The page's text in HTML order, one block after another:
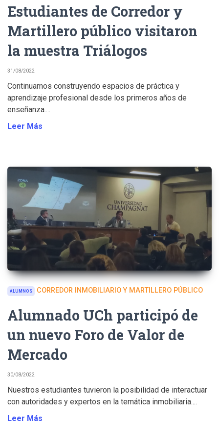
Estudiantes de Corredor y
Martillero público visitaron
la muestra Triálogos
31/08/2022
Continuamos construyendo espacios de práctica y
aprendizaje profesional desde los primeros años de
enseñanza....
Leer Más
ALUMNOS CORREDOR INMOBILIARIO Y MARTILLERO PÚBLICO
Alumnado UCh participó de
un nuevo Foro de Valor de
Mercado
30/08/2022
Nuestros estudiantes tuvieron la posibilidad de interactuar
con autoridades y expertos en la temática inmobiliaria....
Leer Más